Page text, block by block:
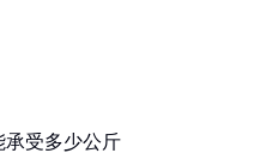
承受多少公斤